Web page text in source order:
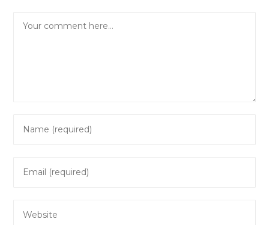
your
comment
your
address
your